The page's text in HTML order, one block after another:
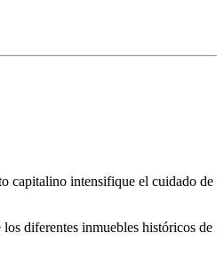
capitalino intensifique el cuidado de
diferentes inmuebles históricos de